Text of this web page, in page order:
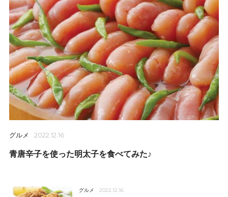
グルメ 2022.12.16
青唐辛子を使った明太子を食べてみた♪
グルメ 2022.12.16